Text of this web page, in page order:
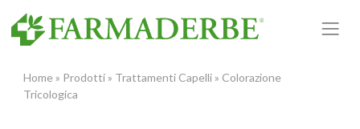
contenuto
Home » Prodotti » Trattamenti Capelli » Colorazione
Tricologica